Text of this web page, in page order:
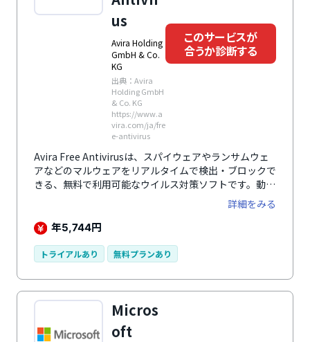
us
Avira Holding
GmbH & Co.
KG
出典：Avira
Holding GmbH
& Co. KG
https://www.a
vira.com/ja/fre
e-antivirus
このサービスが
合うか診断する
Avira Free Antivirusは、スパイウェアやランサムウェ
アなどのマルウェアをリアルタイムで検出・ブロックで
きる、無料で利用可能なウイルス対策ソフトです。動作
の軽さに優れており、デバイスのパフォーマンスを損な
うことなく安全性を確保できます。さらに、VPN機能
（通信量に制限あり）やパスワード管理ツールなどを含
ルス対策に加えてプライバシー保護やシステム最適化と
詳細をみる
年5,744円
トライアルあり 無料プランあり
Micros
oft